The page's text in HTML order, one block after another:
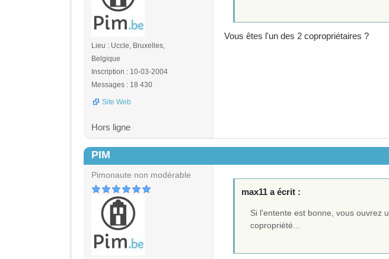
Lieu : Uccle, Bruxelles,
Belgique
Inscription : 10-03-2004
Messages : 18 430
Site Web
Vous êtes l'un des 2 copropriétaires ?
Hors ligne
PIM
Pimonaute non modérable
max11 a écrit :
Si l'entente est bonne, vous ouvrez
copropriété...